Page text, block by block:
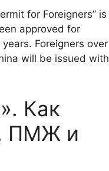
for Foreigners” is
approved for
Foreigners over
will be issued with
Как
ПМЖ и